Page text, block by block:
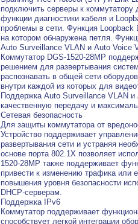
подключить серверы к
функции диагностики кабеля и
проблемы в сети. Функция Loopback
на котором обнаружена петля.
Auto Surveillance VLAN и Auto Voice
Коммутатор DGS-1520-28MP
решением для развертывания
распознавать в общей сети
внутри каждой из которых для
Поддержка Auto Surveillance VLAN и
качественную передачу и
Сетевая безопасность
Для защиты коммутатора от
Устройство поддерживает
развертывания сети и устраняя
основе порта 802.1X позволяет
1520-28MP также поддерживает
привести к изменению трафика или
повышения уровня безопасности
DHCP-серверам.
Поддержка IPv6
Коммутатор поддерживает
способствует легкой интеграции